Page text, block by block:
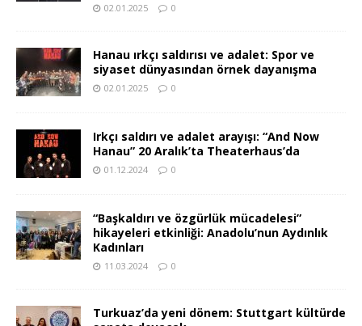
02.01.2025 0
Hanau ırkçı saldırısı ve adalet: Spor ve
siyaset dünyasından örnek dayanışma
02.01.2025 0
Irkçı saldırı ve adalet arayışı: “And Now
Hanau” 20 Aralık’ta Theaterhaus’da
01.12.2024 0
“Başkaldırı ve özgürlük mücadelesi”
hikayeleri etkinliği: Anadolu’nun Aydınlık
Kadınları
11.03.2024 0
Turkuaz’da yeni dönem: Stuttgart kültürde